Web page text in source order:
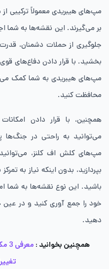
مپ‌های هیبریدی معمولاً ترکیبی
بر می‌گیرند. این نقشه‌ها به شما
جلوگیری از حملات دشمنان،
بخشید. با قرار دادن دفاع‌های
مپ‌های هیبریدی به شما کمک
محافظت کنید.
همچنین، با قرار دادن
می‌توانید به راحتی در جنگ‌ها
مپ‌های کلش اف کلنز،
بپردازید، بدون اینکه نیاز به
باشید. این نوع نقشه‌ها به شما
خود را جمع ‌آوری کنید و در
دهید.
همچنین بخوانید :